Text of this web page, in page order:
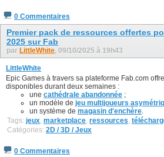
0 Commentaires
Premier pack de ressources offertes
2025 sur Fab
par LittleWhite, 09/10/2025 à 19h43
LittleWhite
Epic Games à travers sa plateforme Fab.com
disponibles durant deux semaines :
une cathédrale abandonnée ;
un modèle de jeu multijoueurs
un système de magasin d'enchère
Tags: jeux, marketplace, ressources,
Catégories: 2D / 3D / Jeux
0 Commentaires